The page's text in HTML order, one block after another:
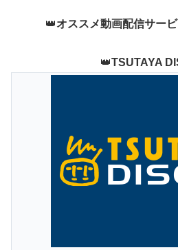
👑オススメ動画配信サー
👑TSUTAYA